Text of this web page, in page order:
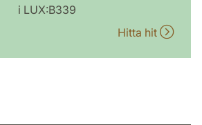
i LUX:B339
Hitta hit